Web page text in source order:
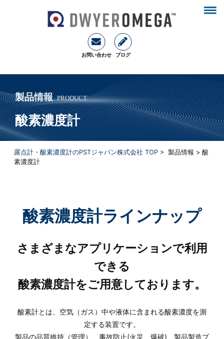
お問い合わせ ブログ
製品情報 PRODUCT
酸素濃度計
露点計・酸素濃度計のPSTジャパン株式会社 TOP> 製品情報 > 酸
素濃度計
酸素濃度計ラインナップ
さまざまなアプリケーションで利用
できる
酸素濃度計をご用意しております。
酸素計とは、空気（ガス）中や液体に含まれる酸素濃度を測
定する装置です。
製品の品質維持（管理）、事故防止(火災、爆破)、製品製造プ